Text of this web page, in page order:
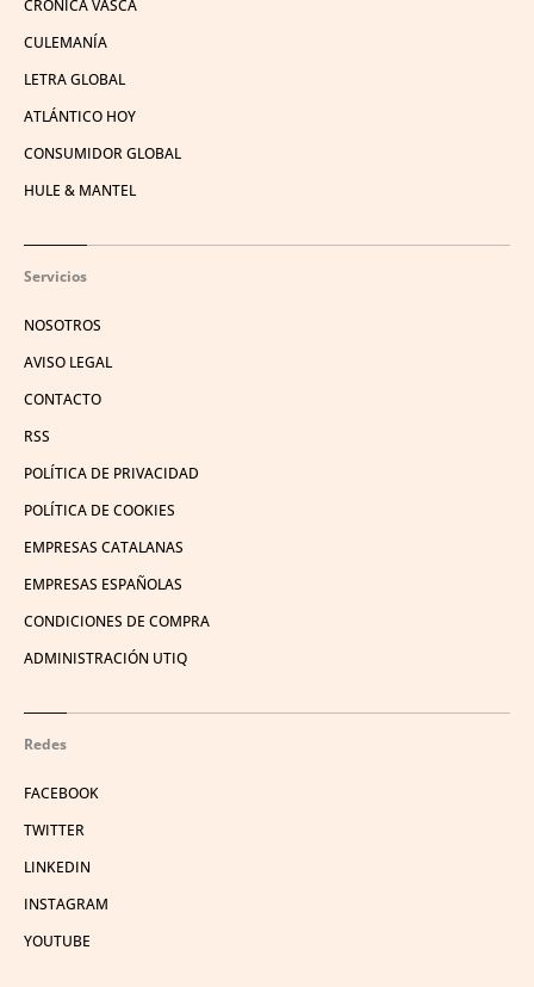
CRÓNICA VASCA
CULEMANÍA
LETRA GLOBAL
ATLÁNTICO HOY
CONSUMIDOR GLOBAL
HULE & MANTEL
Servicios
NOSOTROS
AVISO LEGAL
CONTACTO
RSS
POLÍTICA DE PRIVACIDAD
POLÍTICA DE COOKIES
EMPRESAS CATALANAS
EMPRESAS ESPAÑOLAS
CONDICIONES DE COMPRA
ADMINISTRACIÓN UTIQ
Redes
FACEBOOK
TWITTER
LINKEDIN
INSTAGRAM
YOUTUBE